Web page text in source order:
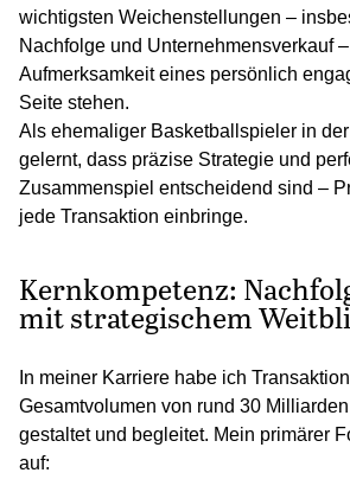
wichtigsten Weichenstellungen –
Nachfolge und Unternehmensverkauf
Aufmerksamkeit eines persönlich
Seite stehen.
Als ehemaliger Basketballspieler in
gelernt, dass präzise Strategie und
Zusammenspiel entscheidend sind –
jede Transaktion einbringe.
Kernkompetenz:
mit strategischem
In meiner Karriere habe ich
Gesamtvolumen von rund 30
gestaltet und begleitet. Mein primärer
auf: